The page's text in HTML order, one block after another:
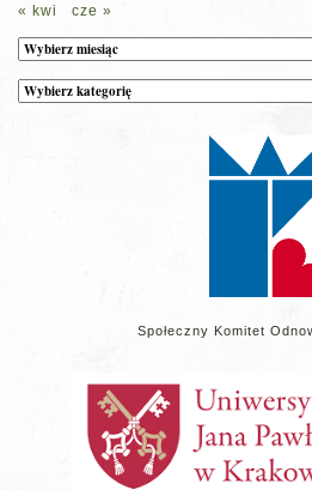
« kwi cze »
Archiwum
Kategorie
wpisów
Społeczny Komitet